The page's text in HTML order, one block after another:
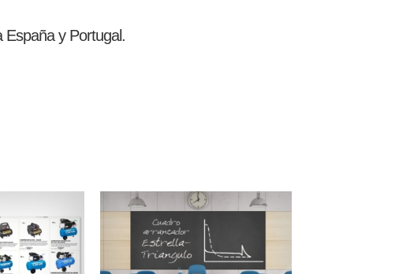
y Portugal.